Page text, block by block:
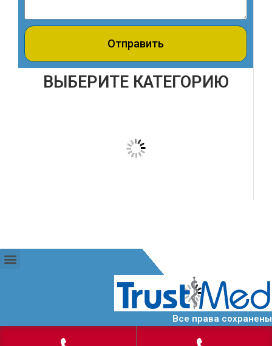
Отправить
ВЫБЕРИТЕ КАТЕГОРИЮ
Все права сохранены